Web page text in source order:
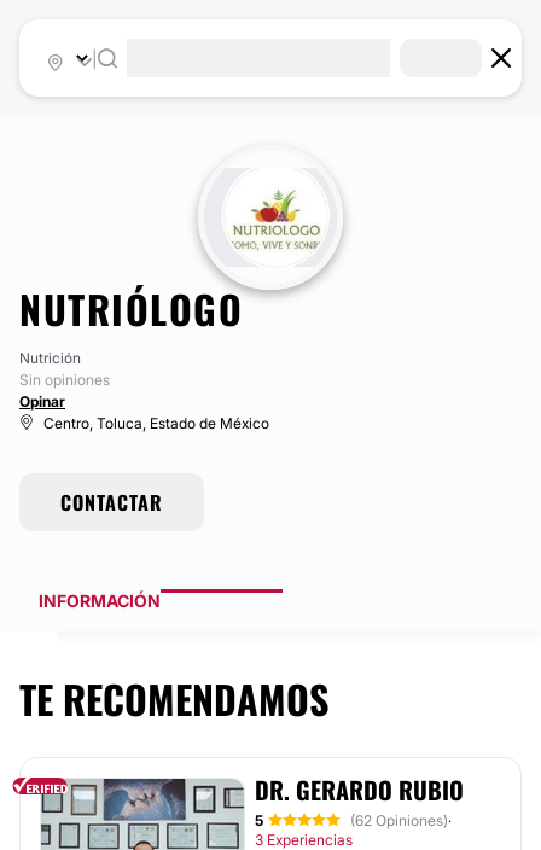
NUTRIÓLOGO
Nutrición
Sin opiniones
Opinar
Centro, Toluca, Estado de México
CONTACTAR
INFORMACIÓN
TE RECOMENDAMOS
DR. GERARDO RUBIO
5 (62 Opiniones)·
3 Experiencias